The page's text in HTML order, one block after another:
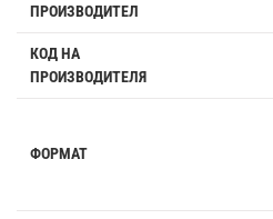
ПРОИЗВОДИТЕЛ
КОД НА
ПРОИЗВОДИТЕЛЯ
ФОРМАТ